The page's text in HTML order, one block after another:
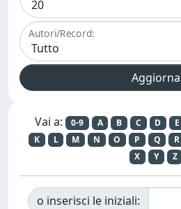
Autori/Record:
Vai a: 0-9 A B C D E
K
L M N O P Q R
X
Y Z
o inserisci le iniziali: